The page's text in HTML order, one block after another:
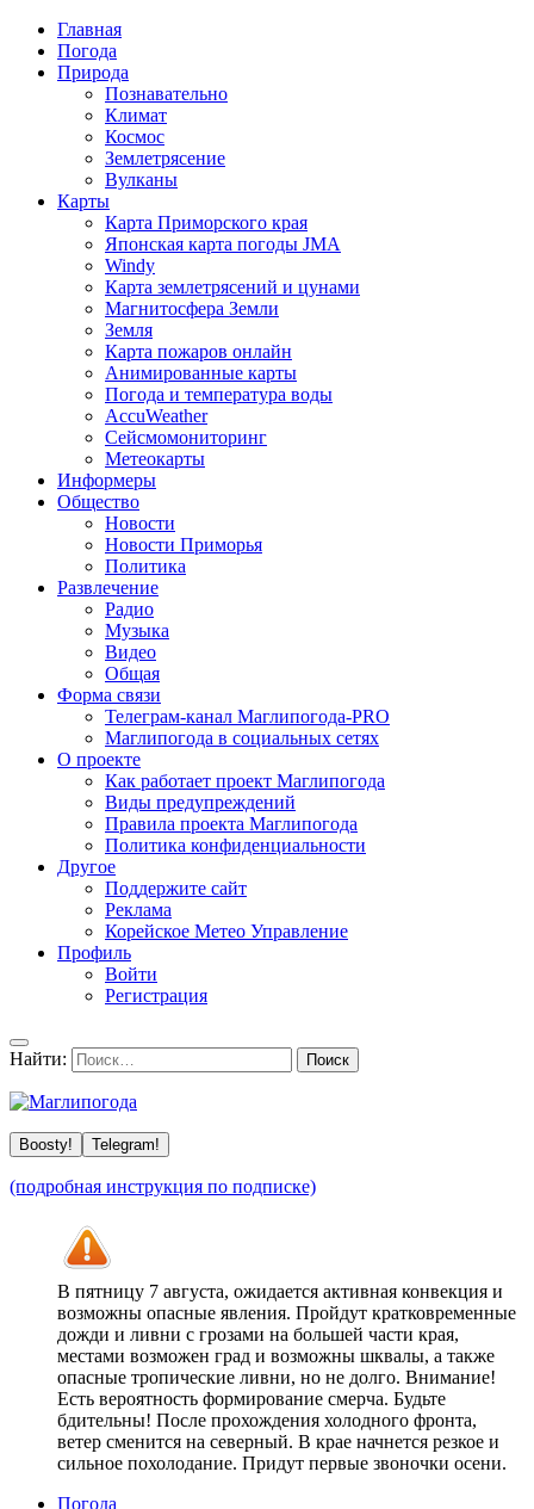
Главная
Погода
Природа
Познавательно
Климат
Космос
Землетрясение
Вулканы
Карты
Карта Приморского края
Японская карта погоды JMA
Windy
Карта землетрясений и цунами
Магнитосфера Земли
Земля
Карта пожаров онлайн
Анимированные карты
Погода и температура воды
AccuWeather
Сейсмомониторинг
Метеокарты
Информеры
Общество
Новости
Новости Приморья
Политика
Развлечение
Радио
Музыка
Видео
Общая
Форма связи
Телеграм-канал Маглипогода-PRO
Маглипогода в социальных сетях
О проекте
Как работает проект Маглипогода
Виды предупреждений
Правила проекта Маглипогода
Политика конфиденциальности
Другое
Поддержите сайт
Реклама
Корейское Метео Управление
Профиль
Войти
Регистрация
Найти:
Boosty! Telegram!
(подробная инструкция по подписке)
В пятницу 7 августа, ожидается активная конвекция и
возможны опасные явления. Пройдут кратковременные
дожди и ливни с грозами на большей части края,
местами возможен град и возможны шквалы, а также
опасные тропические ливни, но не долго. Внимание!
Есть вероятность формирование смерча. Будьте
бдительны! После прохождения холодного фронта,
ветер сменится на северный. В крае начнется резкое и
сильное похолодание. Придут первые звоночки осени.
Погода